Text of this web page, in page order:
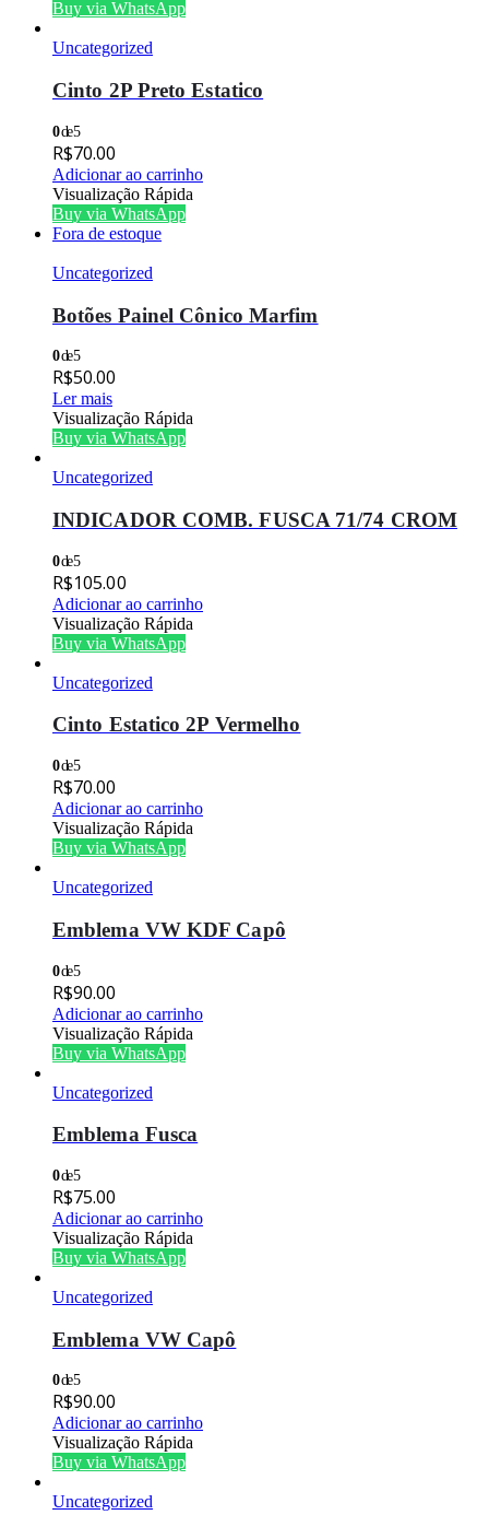
Buy via WhatsApp
Uncategorized
Cinto 2P Preto Estatico
0de 5
R$70.00
Adicionar ao carrinho
Visualização Rápida
Buy via WhatsApp
Fora de estoque
Uncategorized
Botões Painel Cônico Marfim
0de 5
R$50.00
Ler mais
Visualização Rápida
Buy via WhatsApp
Uncategorized
INDICADOR COMB. FUSCA 71/74 CROM
0de 5
R$105.00
Adicionar ao carrinho
Visualização Rápida
Buy via WhatsApp
Uncategorized
Cinto Estatico 2P Vermelho
0de 5
R$70.00
Adicionar ao carrinho
Visualização Rápida
Buy via WhatsApp
Uncategorized
Emblema VW KDF Capô
0de 5
R$90.00
Adicionar ao carrinho
Visualização Rápida
Buy via WhatsApp
Uncategorized
Emblema Fusca
0de 5
R$75.00
Adicionar ao carrinho
Visualização Rápida
Buy via WhatsApp
Uncategorized
Emblema VW Capô
0de 5
R$90.00
Adicionar ao carrinho
Visualização Rápida
Buy via WhatsApp
Uncategorized